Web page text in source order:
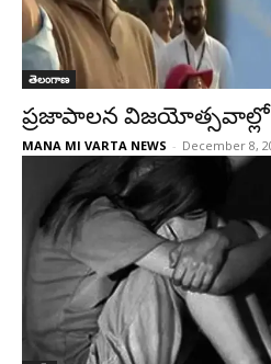
తెలంగాణ
ప్రజాపాలన విజయోత్సవాల్లో
MANA MI VARTA NEWS - December 8,